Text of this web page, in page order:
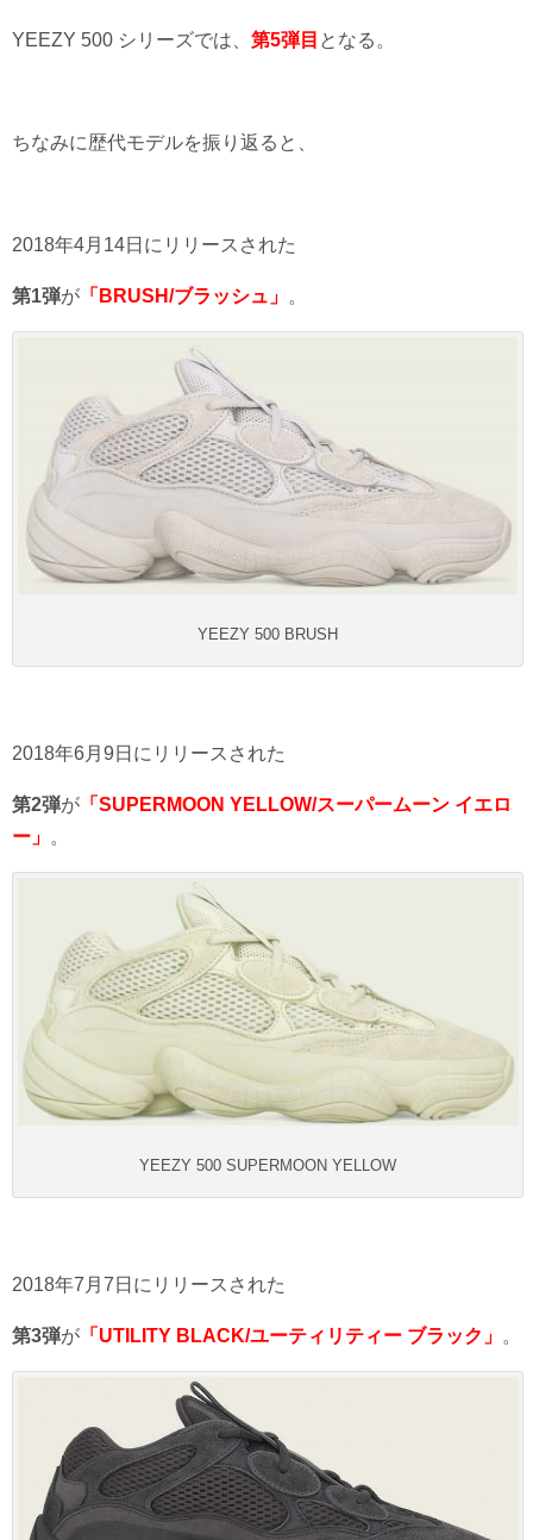
YEEZY 500 シリーズでは、 第5弾目 となる。
ちなみに歴代モデルを振り返ると、
2018年4月14日にリリースされた
第1弾が 「 BRUSH/ブラッシュ」 。
YEEZY 500 BRUSH
2018年6月9日にリリースされた
第2弾が 「SUPERMOON YELLOW/スーパームーン イエロ
ー」 。
YEEZY 500 SUPERMOON YELLOW
2018年7月7日にリリースされた
第3弾が 「UTILITY BLACK/ユーティリティー ブラック」 。